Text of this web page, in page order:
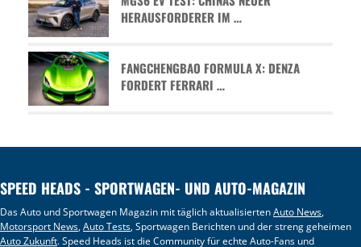
HERAUSFORDERER IM …
FANGCHENGBAO FORMULA X: DENZA
FORDERT FERRARI …
SPEED HEADS - SPORTWAGEN- UND AUTO-MAGAZIN
Das Auto und Sportwagen Magazin mit täglich aktualisiertenAuto News,
Motorsport News,Auto Tests, Sportwagen Berichten und der streng geheimen
Auto Zukunft. Speed Heads ist die Community für echte Auto-Fans und